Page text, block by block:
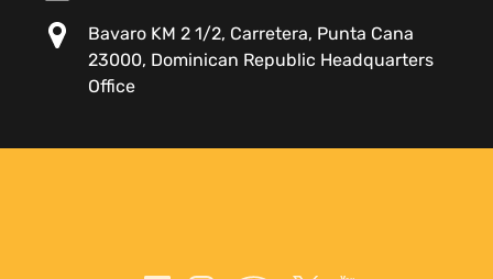
Bavaro KM 2 1/2, Carretera, Punta Cana
23000, Dominican Republic Headquarters
Office